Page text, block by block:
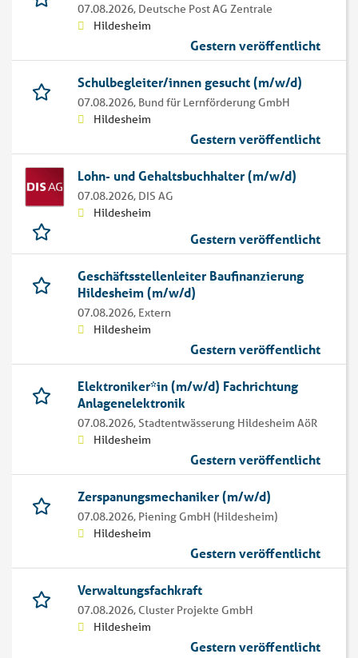
07.08.2026, Deutsche Post AG Zentrale
Hildesheim
Gestern veröffentlicht
Schulbegleiter/innen gesucht (m/w/d)
07.08.2026, Bund für Lernförderung GmbH
Hildesheim
Gestern veröffentlicht
Lohn- und Gehaltsbuchhalter (m/w/d)
07.08.2026, DIS AG
Hildesheim
Gestern veröffentlicht
Geschäftsstellenleiter Baufinanzierung
Hildesheim (m/w/d)
07.08.2026, Extern
Hildesheim
Gestern veröffentlicht
Elektroniker*in (m/w/d) Fachrichtung
Anlagenelektronik
07.08.2026,Stadtentwässerung Hildesheim AöR
Hildesheim
Gestern veröffentlicht
Zerspanungsmechaniker (m/w/d)
07.08.2026, Piening GmbH (Hildesheim)
Hildesheim
Gestern veröffentlicht
Verwaltungsfachkraft
07.08.2026, Cluster Projekte GmbH
Hildesheim
Gestern veröffentlicht